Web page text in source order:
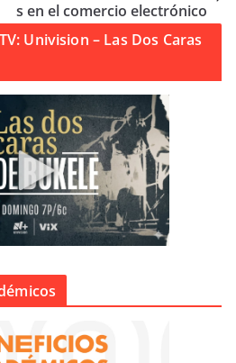
s en el comercio electrónico
Univision – Las Dos Caras